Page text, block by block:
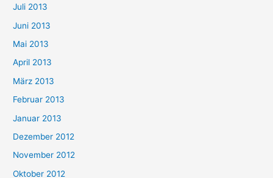
Juli 2013
Juni 2013
Mai 2013
April 2013
März 2013
Februar 2013
Januar 2013
Dezember 2012
November 2012
Oktober 2012